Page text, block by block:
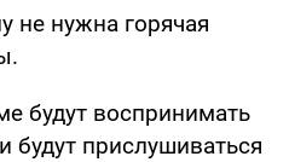
не нужна горячая
будут воспринимать
прислушиваться